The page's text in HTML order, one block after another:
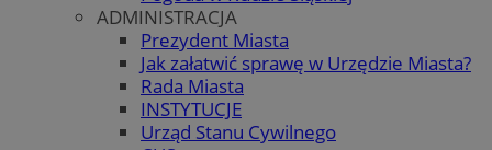
ADMINISTRACJA
Prezydent Miasta
Jak załatwić sprawę w Urzędzie Miasta?
Rada Miasta
INSTYTUCJE
Urząd Stanu Cywilnego